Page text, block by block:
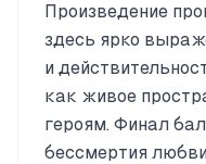
Произведение
здесь ярко
и
как живое
героям. Финал
бессмертия